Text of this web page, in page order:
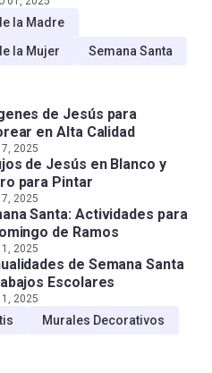
la Madre
la Mujer
Semana Santa
de Jesús para
en Alta Calidad
2025
de Jesús en Blanco y
para Pintar
2025
Santa: Actividades para
de Ramos
2025
de Semana Santa
Escolares
2025
Murales Decorativos